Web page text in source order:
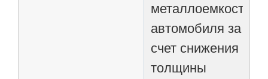
металлоемкость
автомобиля за
счет снижения
толщины